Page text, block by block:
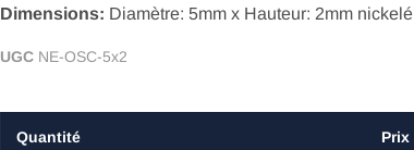
Dimensions: Diamètre: 5mm x Hauteur: 2mm nickelé
UGC NE-OSC-5x2
Quantité Prix